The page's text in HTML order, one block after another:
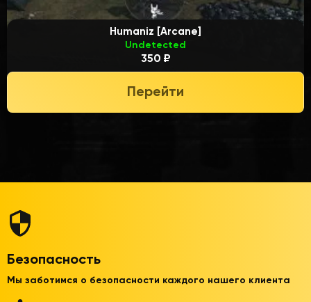
Humaniz [Arcane]
Undetected
350 ₽
Перейти
Безопасность
Мы заботимся о безопасности каждого нашего клиента